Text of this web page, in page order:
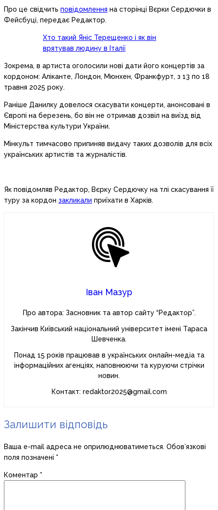
Про це свідчить повідомлення на сторінці Вєрки Сердючки в
Фейсбуці, передає Редактор.
Хто такий Яніс Терещенко і як він
врятував людину в Італії
Зокрема, в артиста оголосили нові дати його концертів за
кордоном: Аліканте, Лондон, Мюнхен, Франкфурт, з 13 по 18
травня 2025 року.
Раніше Данилку довелося скасувати концерти, анонсовані в
Європі на березень, бо він не отримав дозвіл на виїзд від
Міністерства культури України.
Мінкульт тимчасово припиняв видачу таких дозволів для всіх
українських артистів та журналістів.
Як повідомляв Редактор, Вєрку Сердючку на тлі скасування її
туру за кордон закликали приїхати в Харків.
Іван Мазур
Про автора: Засновник та автор сайту “Редактор”.
Закінчив Київський національний університет імені Тараса
Шевченка.
Понад 15 років працював в українських онлайн-медіа та
інформаційних агенціях, наповнюючи та куруючи стрічки
новин.
Контакт: redaktor2025@gmail.com
Залишити відповідь
Ваша e-mail адреса не оприлюднюватиметься. Обов’язкові
поля позначені *
Коментар *